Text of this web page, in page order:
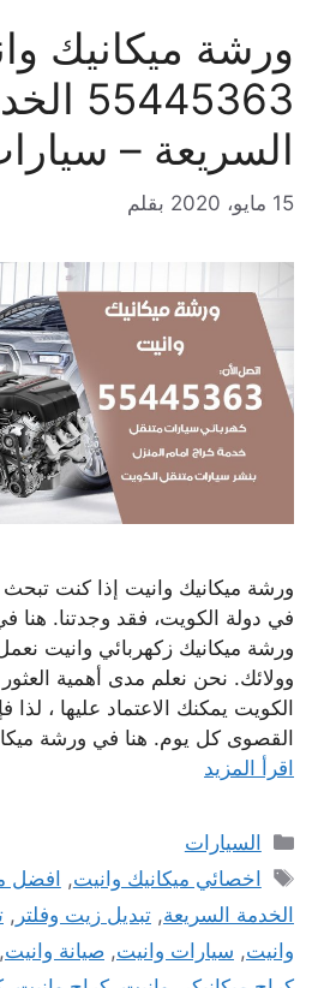
ورشة ميكانيك
السريعة –
15 مايو، 2020 بقلم
ورشة ميكانيك وانيت إذا كنت
في دولة الكويت، فقد وجدتنا.
ورشة ميكانيك زكهربائي وانيت
وولائك. نحن نعلم مدى أهمية
الكويت يمكنك الاعتماد عليها ، لذا
القصوى كل يوم. هنا في ورشة
اقرأ المزيد
التصنيفات
السيارات
الوسوم
اخصائي ميكانيك وانيت, افضل
الخدمة السريعة, تبديل زيت وفلتر ,
وانيت, سيارات وانيت, صيانة وانيت,